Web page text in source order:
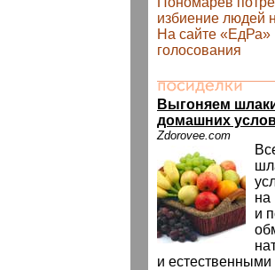
избиение людей
На сайте «ЕдРа»
голосования
Выгоняем
домашних
Zdorovee.com
на
и
и